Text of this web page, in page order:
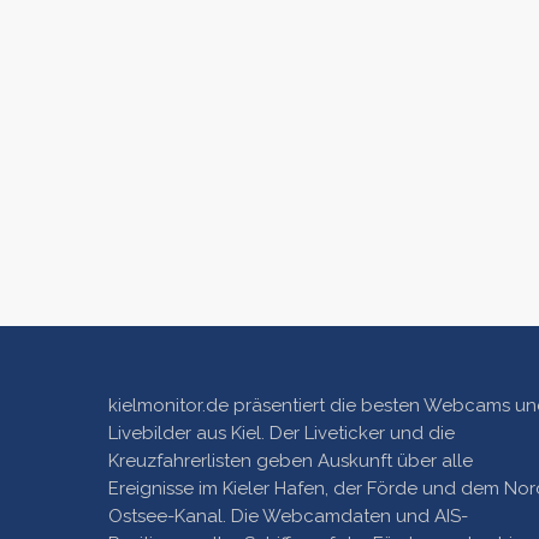
kielmonitor.de präsentiert die besten Webcams
Livebilder aus Kiel. Der Liveticker und die
Kreuzfahrerlisten geben Auskunft über alle
Ereignisse im Kieler Hafen, der Förde und dem
Ostsee-Kanal. Die Webcamdaten und AIS-